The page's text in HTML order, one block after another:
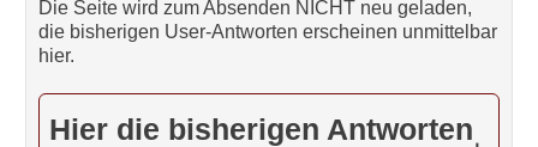
Die Seite wird zum Absenden NICHT neu geladen,
die bisherigen User-Antworten erscheinen unmittelbar
hier.
Hier die bisherigen Antworten